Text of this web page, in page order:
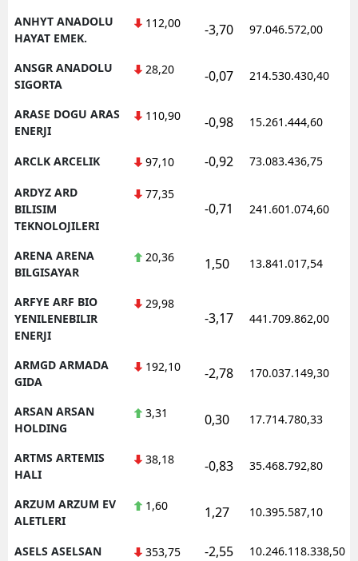
ANHYT ANADOLU
HAYAT EMEK.
112,00 -3,70 97.046.572,00
ANSGR ANADOLU
SIGORTA
28,20 -0,07 214.530.430,40
ARASE DOGU ARAS
ENERJI
110,90 -0,98 15.261.444,60
ARCLK ARCELIK 97,10 -0,92 73.083.436,75
ARDYZ ARD
BILISIM
TEKNOLOJILERI
77,35
-0,71 241.601.074,60
ARENA ARENA
BILGISAYAR
20,36 1,50 13.841.017,54
ARFYE ARF BIO
YENILENEBILIR
ENERJI
29,98
-3,17 441.709.862,00
ARMGD ARMADA
GIDA
192,10 -2,78 170.037.149,30
ARSAN ARSAN
HOLDING
3,31 0,30 17.714.780,33
ARTMS ARTEMIS
HALI
38,18 -0,83 35.468.792,80
ARZUM ARZUM EV
ALETLERI
1,60 1,27 10.395.587,10
ASELS ASELSAN 353,75 -2,55 10.246.118.338,50